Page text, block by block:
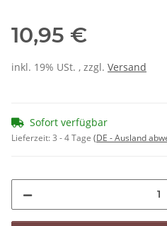
10,95 €
inkl. 19% USt. , zzgl. Versand
Sofort verfügbar
Lieferzeit:3 - 4 Tage (DE - Ausland